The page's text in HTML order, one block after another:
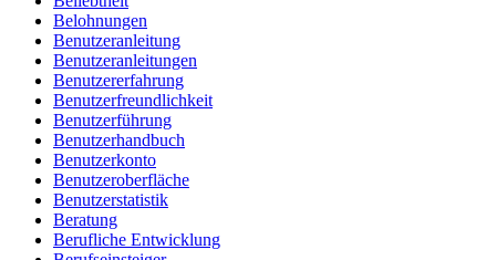
Belohnungen
Benutzeranleitung
Benutzeranleitungen
Benutzererfahrung
Benutzerfreundlichkeit
Benutzerführung
Benutzerhandbuch
Benutzerkonto
Benutzeroberfläche
Benutzerstatistik
Beratung
Berufliche Entwicklung